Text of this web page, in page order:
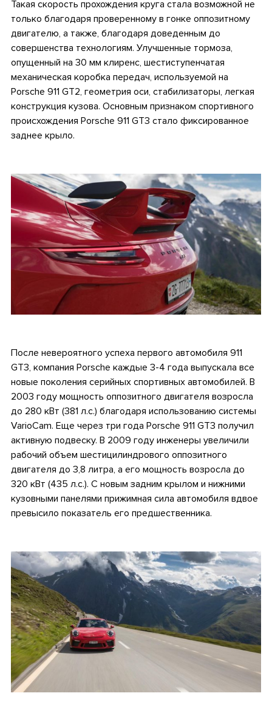
Такая скорость прохождения круга стала возможной не
только благодаря проверенному в гонке оппозитному
двигателю, а также, благодаря доведенным до
совершенства технологиям. Улучшенные тормоза,
опущенный на 30 мм клиренс, шестиступенчатая
механическая коробка передач, используемой на
Porsche 911 GT2, геометрия оси, стабилизаторы, легкая
конструкция кузова. Основным признаком спортивного
происхождения Porsche 911 GT3 стало фиксированное
заднее крыло.
После невероятного успеха первого автомобиля 911
GT3, компания Porsche каждые 3-4 года выпускала все
новые поколения серийных спортивных автомобилей. В
2003 году мощность оппозитного двигателя возросла
до 280 кВт (381 л.с.) благодаря использованию системы
VarioCam. Еще через три года Porsche 911 GT3 получил
активную подвеску. В 2009 году инженеры увеличили
рабочий объем шестицилиндрового оппозитного
двигателя до 3,8 литра, а его мощность возросла до
320 кВт (435 л.с.). С новым задним крылом и нижними
кузовными панелями прижимная сила автомобиля вдвое
превысило показатель его предшественника.